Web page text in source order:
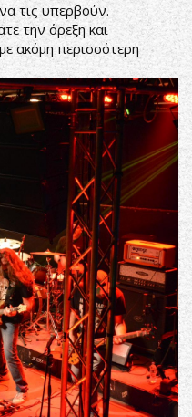
τις υπερβούν.
την όρεξη και
ακόμη περισσότερη